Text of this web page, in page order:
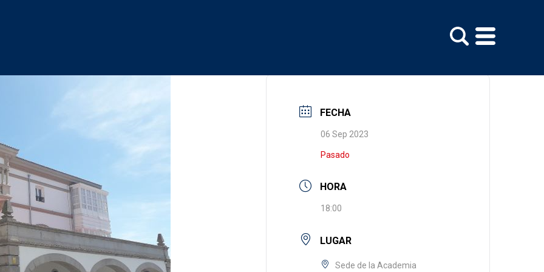
FECHA
06 Sep 2023
Pasado
HORA
18:00
LUGAR
Sede de la Academia